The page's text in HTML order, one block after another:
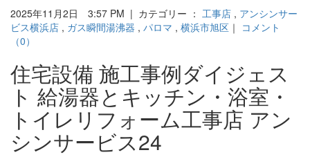
2025年11月2日 3:57 PM | カテゴリー ： 工事店 , アンシンサー
ビス横浜店 , ガス瞬間湯沸器 , パロマ , 横浜市旭区 ｜ コメント
（0）
住宅設備 施工事例ダイジェス
ト 給湯器とキッチン・浴室・
トイレリフォーム工事店 アン
シンサービス24